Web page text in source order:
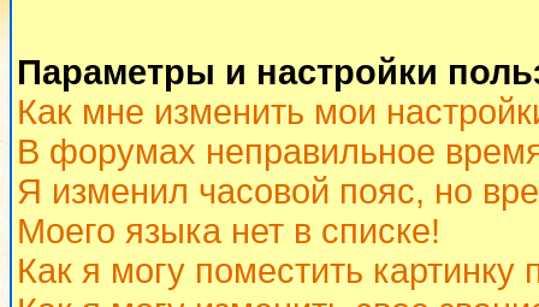
Параметры и настройки
Как мне изменить мои
В форумах неправильное
Я изменил часовой пояс, но
Моего языка нет в списке!
Как я могу поместить